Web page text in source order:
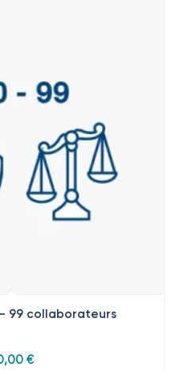
– 99 collaborateurs
€